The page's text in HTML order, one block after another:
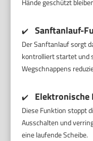
Hände geschützt
✔️ Sanftanlauf-
Der Sanftanlauf sorgt
kontrolliert startet und
Wegschnappens
✔️ Elektronische
Diese Funktion stoppt
Ausschalten und
eine laufende Scheibe.